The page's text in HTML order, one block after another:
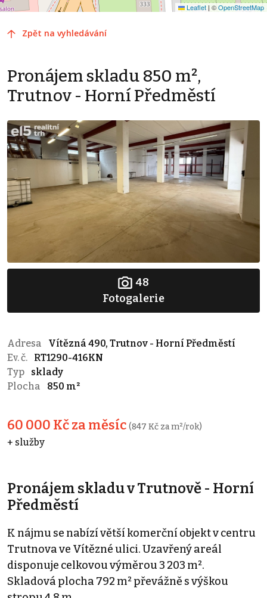
Leaflet | ©OpenStreetMap
Zpět na vyhledávání
Pronájem skladu 850 m²,
Trutnov - Horní Předměstí
48
Fotogalerie
Adresa
Vítězná 490, Trutnov - Horní Předměstí
Ev. č.
RT1290-416KN
Typ
sklady
Plocha
850 m²
60 000 Kč za měsíc (847 Kč za m²/rok)
+ služby
Pronájem skladu v Trutnově - Horní
Předměstí
K nájmu se nabízí větší komerční objekt v centru
Trutnova ve Vítězné ulici. Uzavřený areál
disponuje celkovou výměrou 3 203 m².
Skladová plocha 792 m² převážně s výškou